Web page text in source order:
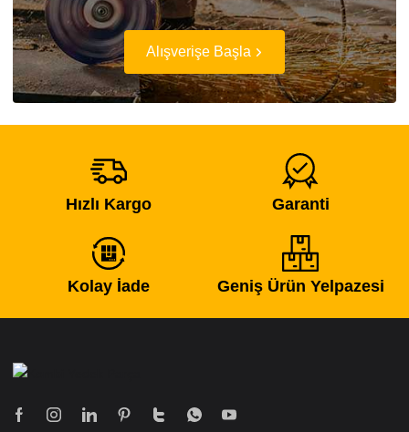
Alışverişe Başla
Hızlı Kargo Garanti
Kolay İade Geniş Ürün Yelpazesi